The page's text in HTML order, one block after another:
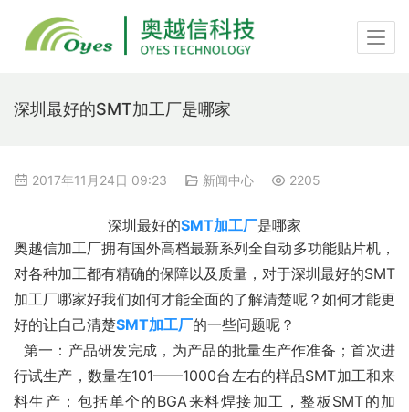
深圳最好的SMT加工厂是哪家
2017年11月24日 09:23 新闻中心 2205
深圳最好的SMT加工厂是哪家
奥越信加工厂拥有国外高档最新系列全自动多功能贴片机，
对各种加工都有精确的保障以及质量，对于深圳最好的SMT
加工厂哪家好我们如何才能全面的了解清楚呢？如何才能更
好的让自己清楚SMT加工厂的一些问题呢？
第一：产品研发完成，为产品的批量生产作准备；首次进
行试生产，数量在101——1000台左右的样品SMT加工和来
料生产；包括单个的BGA来料焊接加工，整板SMT的加